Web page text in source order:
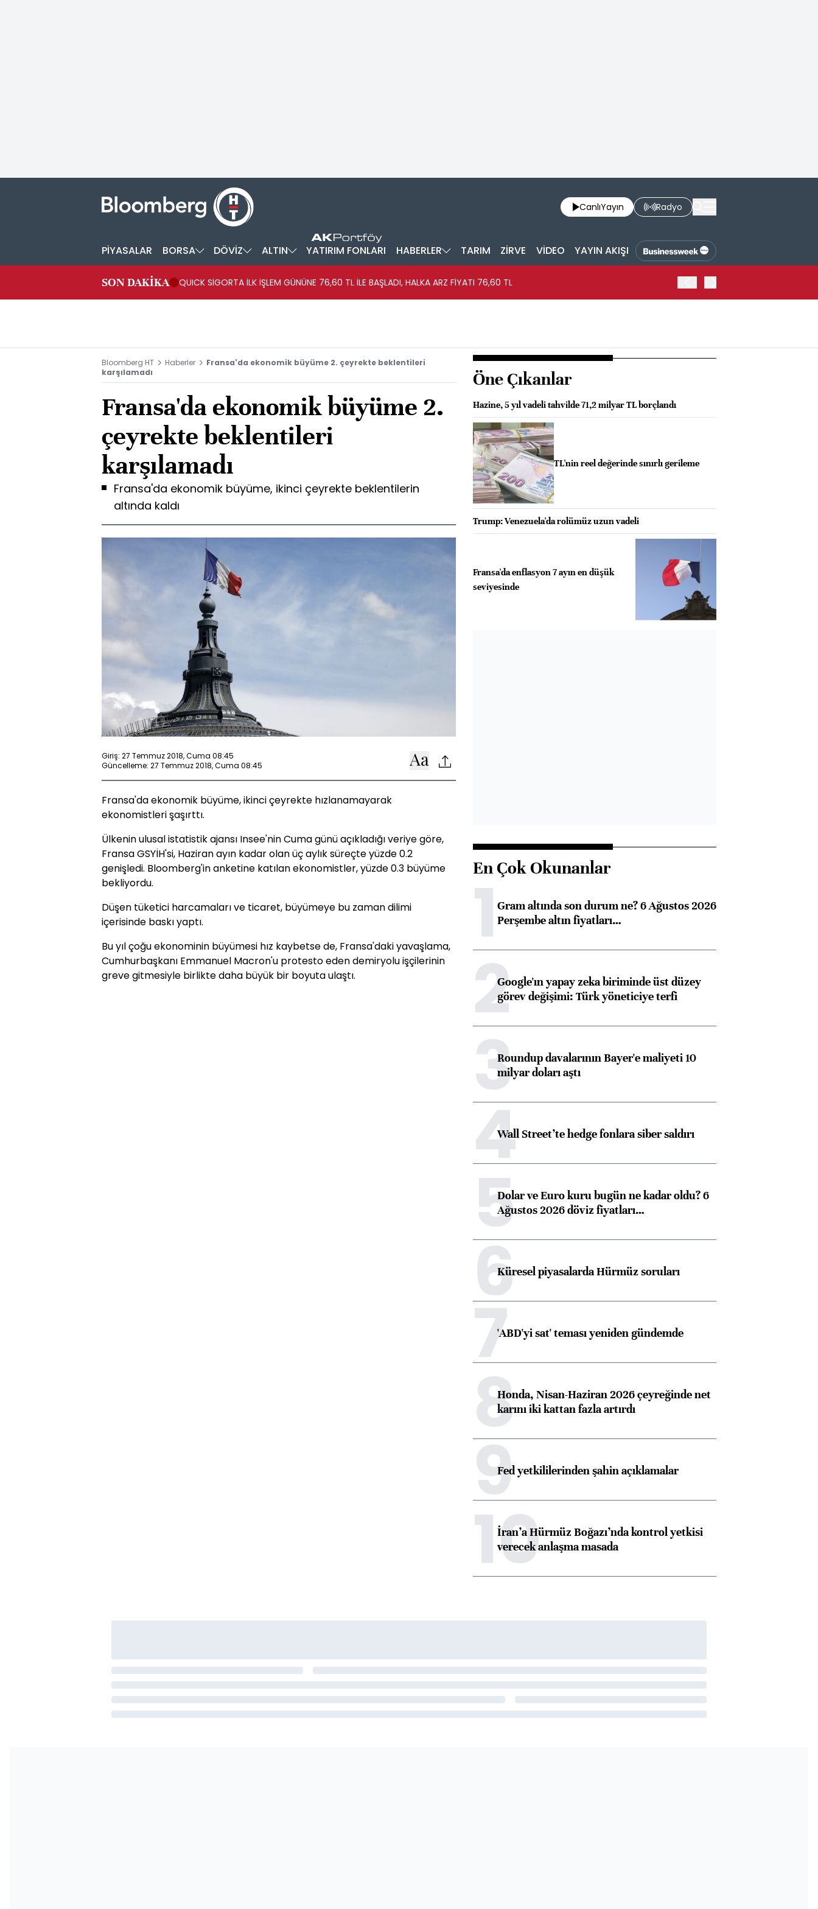
CanlıYayın Radyo
PİYASALAR BORSA DÖVİZ ALTIN YATIRIM FONLARI HABERLER TARIM ZİRVE VİDEO YAYIN AKIŞI
SON DAKİKA QUICK SİGORTA İLK İŞLEM GÜNÜNE 76,60 TL İLE BAŞLADI, HALKA ARZ FİYATI 76,60 TL
Bloomberg HT Haberler
Fransa'da ekonomik büyüme 2. çeyrekte beklentileri
karşılamadı
Fransa'da ekonomik büyüme 2.
çeyrekte beklentileri
karşılamadı
Fransa'da ekonomik büyüme, ikinci çeyrekte beklentilerin
altında kaldı
Giriş: 27 Temmuz 2018, Cuma 08:45
Güncelleme: 27 Temmuz 2018, Cuma 08:45
Fransa'da ekonomik büyüme, ikinci çeyrekte hızlanamayarak
ekonomistleri şaşırttı.
Ülkenin ulusal istatistik ajansı Insee'nin Cuma günü açıkladığı veriye göre,
Fransa GSYİH'si, Haziran ayın kadar olan üç aylık süreçte yüzde 0.2
genişledi. Bloomberg'in anketine katılan ekonomistler, yüzde 0.3 büyüme
bekliyordu.
Düşen tüketici harcamaları ve ticaret, büyümeye bu zaman dilimi
içerisinde baskı yaptı.
Bu yıl çoğu ekonominin büyümesi hız kaybetse de, Fransa'daki yavaşlama,
Cumhurbaşkanı Emmanuel Macron'u protesto eden demiryolu işçilerinin
greve gitmesiyle birlikte daha büyük bir boyuta ulaştı.
Öne Çıkanlar
Hazine, 5 yıl vadeli tahvilde 71,2 milyar TL borçlandı
TL'nin reel değerinde sınırlı gerileme
Trump: Venezuela'da rolümüz uzun vadeli
Fransa'da enflasyon 7 ayın en düşük
seviyesinde
En Çok Okunanlar
1Gram altında son durum ne? 6 Ağustos 2026
Perşembe altın fiyatları…
2Google'ın yapay zeka biriminde üst düzey
görev değişimi: Türk yöneticiye terfi
3Roundup davalarının Bayer'e maliyeti 10
milyar doları aştı
4Wall Street’te hedge fonlara siber saldırı
5Dolar ve Euro kuru bugün ne kadar oldu? 6
Ağustos 2026 döviz fiyatları…
6Küresel piyasalarda Hürmüz soruları
7'ABD'yi sat' teması yeniden gündemde
8Honda, Nisan-Haziran 2026 çeyreğinde net
karını iki kattan fazla artırdı
9Fed yetkililerinden şahin açıklamalar
10
İran’a Hürmüz Boğazı’nda kontrol yetkisi
verecek anlaşma masada